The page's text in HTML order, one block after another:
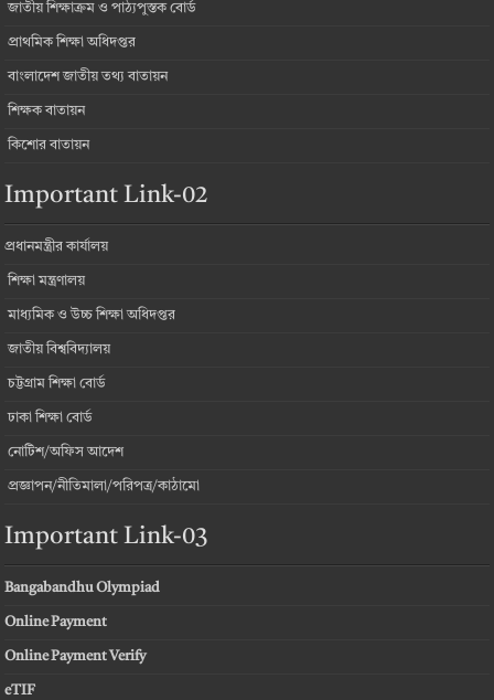
জাতীয় শিক্ষাক্রম ও পাঠ্যপুস্তক বোর্ড
প্রাথমিক শিক্ষা অধিদপ্তর
বাংলাদেশ জাতীয় তথ্য বাতায়ন
শিক্ষক বাতায়ন
কিশোর বাতায়ন
Important Link-02
প্রধানমন্ত্রীর কার্যালয়
শিক্ষা মন্ত্রণালয়
মাধ্যমিক ও উচ্চ শিক্ষা অধিদপ্তর
জাতীয় বিশ্ববিদ্যালয়
চট্টগ্রাম শিক্ষা বোর্ড
ঢাকা শিক্ষা বোর্ড
নোটিশ/অফিস আদেশ
প্রজ্ঞাপন/নীতিমালা/পরিপত্র/কাঠামো
Important Link-03
Bangabandhu Olympiad
Online Payment
Online Payment Verify
eTIF